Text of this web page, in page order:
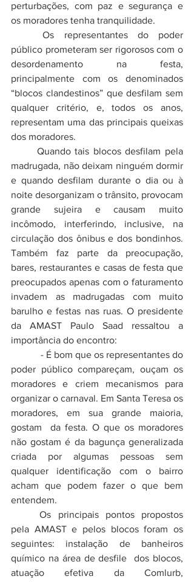
perturbações, com paz e segurança e
os moradores tenha tranquilidade.
	Os representantes do poder
público prometeram ser rigorosos com o
desordenamento na festa,
principalmente com os denominados
“blocos clandestinos” que desfilam sem
qualquer critério, e, todos os anos,
representam uma das principais queixas
madrugada, não deixam ninguém dormir
e quando desfilam durante o dia ou à
noite desorganizam o trânsito, provocam
grande sujeira e causam muito
incômodo, interferindo, inclusive, na
circulação dos ônibus e dos bondinhos.
Também faz parte da preocupação,
bares, restaurantes e casas de festa que
preocupados apenas com o faturamento
invadem as madrugadas com muito
barulho e festas nas ruas. O presidente
da AMAST Paulo Saad ressaltou a
importância do encontro:
poder público compareçam, ouçam os
moradores e criem mecanismos para
organizar o carnaval. Em Santa Teresa os
moradores, em sua grande maioria,
gostam  da festa. O que os moradores
não gostam é da bagunça generalizada
criada por algumas pessoas sem
qualquer identificação com o bairro
acham que podem fazer o que bem
entendem.
	Os principais pontos propostos
pela AMAST e pelos blocos foram os
seguintes: instalação de banheiros
químico na área de desfile  dos blocos,
atuação efetiva da Comlurb,